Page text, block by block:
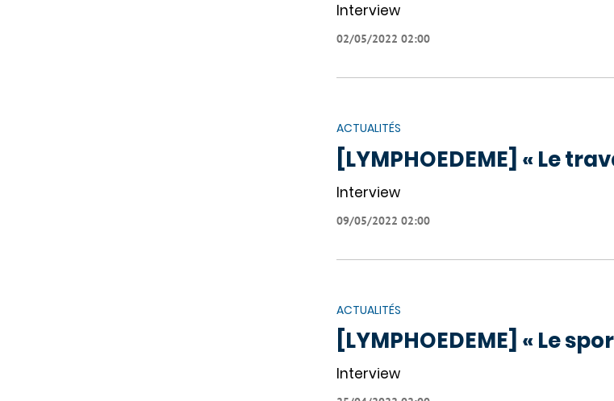
Interview
02/05/2022 02:00
ACTUALITÉS
[LYMPHOEDEME] « Le
Interview
09/05/2022 02:00
ACTUALITÉS
[LYMPHOEDEME] « Le
Interview